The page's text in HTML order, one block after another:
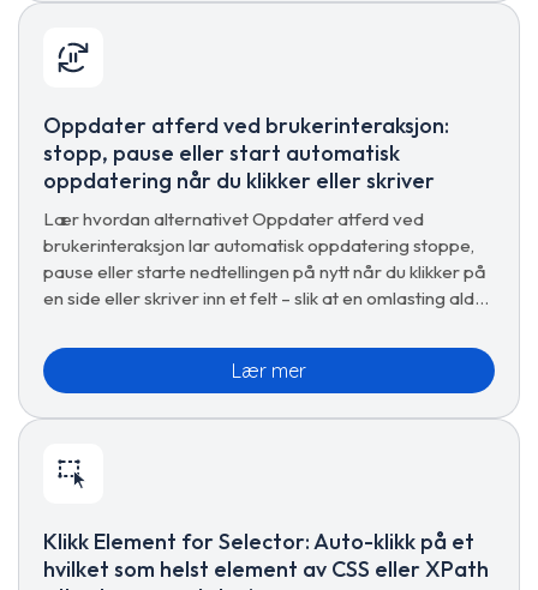
Oppdater atferd ved brukerinteraksjon:
stopp, pause eller start automatisk
oppdatering når du klikker eller skriver
Lær hvordan alternativet Oppdater atferd ved
brukerinteraksjon lar automatisk oppdatering stoppe,
pause eller starte nedtellingen på nytt når du klikker på
en side eller skriver inn et felt – slik at en omlasting aldri
Lær mer
Klikk Element for Selector: Auto-klikk på et
hvilket som helst element av CSS eller XPath